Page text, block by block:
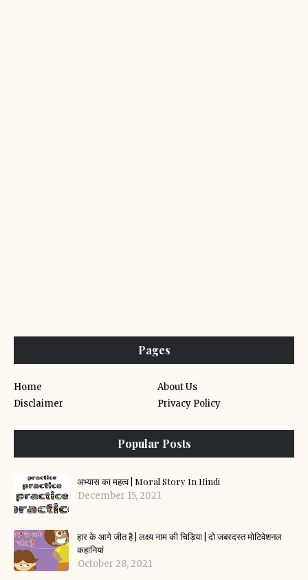
Pages
Home
About Us
Disclaimer
Privacy Policy
Popular Posts
अभ्यास का महत्व | Moral Story In Hindi
December 15, 2021
हार के आगे जीत है | लक्ष्य नाम की चिड़िया | दो जबरदस्त मोटिवेशनल
कहानियां
October 28, 2021